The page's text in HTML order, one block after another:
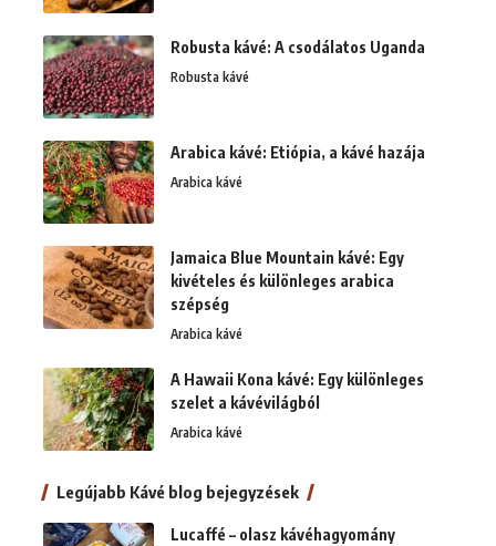
Robusta kávé: A csodálatos Uganda
Robusta kávé
Arabica kávé: Etiópia, a kávé hazája
Arabica kávé
Jamaica Blue Mountain kávé: Egy
kivételes és különleges arabica
szépség
Arabica kávé
A Hawaii Kona kávé: Egy különleges
szelet a kávévilágból
Arabica kávé
Legújabb Kávé blog bejegyzések
Lucaffé – olasz kávéhagyomány